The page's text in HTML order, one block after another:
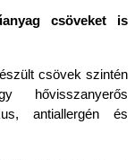
csöveket is
csövek szintén
hővisszanyerős
antiallergén és